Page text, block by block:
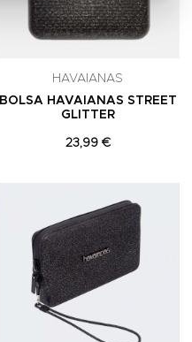
HAVAIANAS
BOLSA HAVAIANAS STREET
GLITTER
23,99 €
Adicionar aos Favoritos